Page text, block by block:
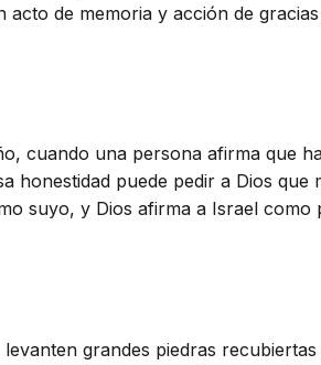
de memoria y acción de
cuando una persona afirma que
puede pedir a Dios
suyo, y Dios afirma a Israel
grandes piedras